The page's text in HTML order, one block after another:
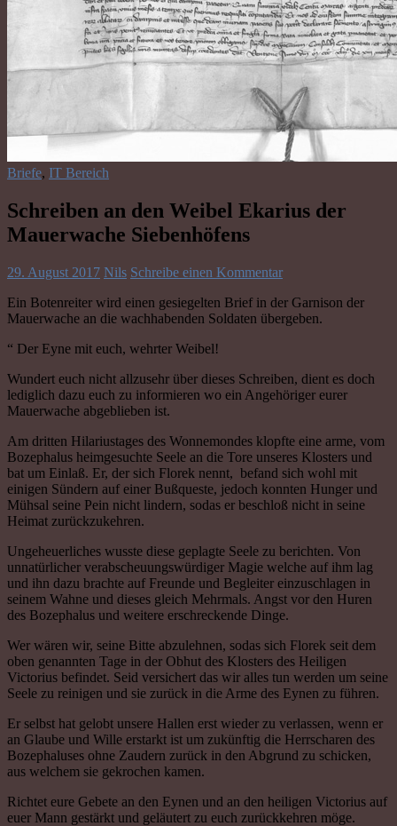
Briefe, IT Bereich
Schreiben an den Weibel Ekarius der
Mauerwache Siebenhöfens
29. August 2017 Nils Schreibe einen Kommentar
Ein Botenreiter wird einen gesiegelten Brief in der Garnison der
Mauerwache an die wachhabenden Soldaten übergeben.
“ Der Eyne mit euch, wehrter Weibel!
Wundert euch nicht allzusehr über dieses Schreiben, dient es doch
lediglich dazu euch zu informieren wo ein Angehöriger eurer
Mauerwache abgeblieben ist.
Am dritten Hilariustages des Wonnemondes klopfte eine arme, vom
Bozephalus heimgesuchte Seele an die Tore unseres Klosters und
bat um Einlaß. Er, der sich Florek nennt, befand sich wohl mit
einigen Sündern auf einer Bußqueste, jedoch konnten Hunger und
Mühsal seine Pein nicht lindern, sodas er beschloß nicht in seine
Heimat zurückzukehren.
Ungeheuerliches wusste diese geplagte Seele zu berichten. Von
unnatürlicher verabscheuungswürdiger Magie welche auf ihm lag
und ihn dazu brachte auf Freunde und Begleiter einzuschlagen in
seinem Wahne und dieses gleich Mehrmals. Angst vor den Huren
des Bozephalus und weitere erschreckende Dinge.
Wer wären wir, seine Bitte abzulehnen, sodas sich Florek seit dem
oben genannten Tage in der Obhut des Klosters des Heiligen
Victorius befindet. Seid versichert das wir alles tun werden um seine
Seele zu reinigen und sie zurück in die Arme des Eynen zu führen.
Er selbst hat gelobt unsere Hallen erst wieder zu verlassen, wenn er
an Glaube und Wille erstarkt ist um zukünftig die Herrscharen des
Bozephaluses ohne Zaudern zurück in den Abgrund zu schicken,
aus welchem sie gekrochen kamen.
Richtet eure Gebete an den Eynen und an den heiligen Victorius auf
euer Mann gestärkt und geläutert zu euch zurückkehren möge.